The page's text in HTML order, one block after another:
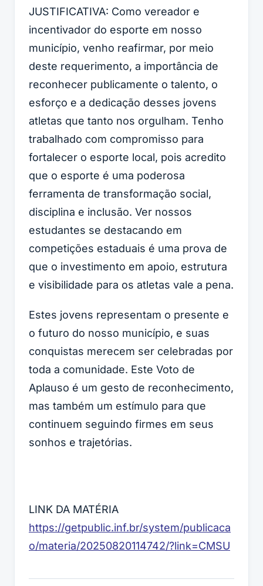
JUSTIFICATIVA: Como vereador e
incentivador do esporte em nosso
município, venho reafirmar, por meio
deste requerimento, a importância de
reconhecer publicamente o talento, o
esforço e a dedicação desses jovens
atletas que tanto nos orgulham. Tenho
trabalhado com compromisso para
fortalecer o esporte local, pois acredito
que o esporte é uma poderosa
ferramenta de transformação social,
disciplina e inclusão. Ver nossos
estudantes se destacando em
competições estaduais é uma prova de
que o investimento em apoio, estrutura
e visibilidade para os atletas vale a pena.
Estes jovens representam o presente e
o futuro do nosso município, e suas
conquistas merecem ser celebradas por
toda a comunidade. Este Voto de
Aplauso é um gesto de reconhecimento,
mas também um estímulo para que
continuem seguindo firmes em seus
sonhos e trajetórias.
LINK DA MATÉRIA
https://getpublic.inf.br/system/publicaca
o/materia/20250820114742/?link=CMSU